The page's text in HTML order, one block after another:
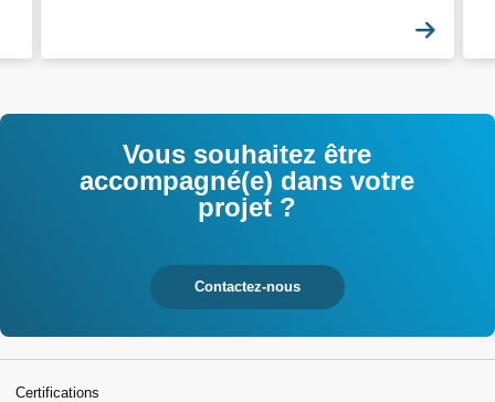
Vous souhaitez être
accompagné(e) dans votre
projet ?
Contactez-nous
Certifications